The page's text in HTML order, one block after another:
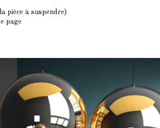
pièce à suspendre)
page